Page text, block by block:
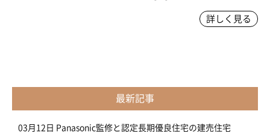
詳しく見る
最新記事
03月12日 Panasonic監修と認定長期優良住宅の建売住宅